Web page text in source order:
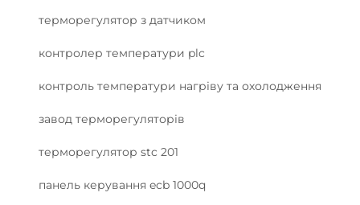
терморегулятор з датчиком
контролер температури plc
контроль температури нагріву та охолодження
завод терморегуляторів
терморегулятор stc 201
панель керування ecb 1000q